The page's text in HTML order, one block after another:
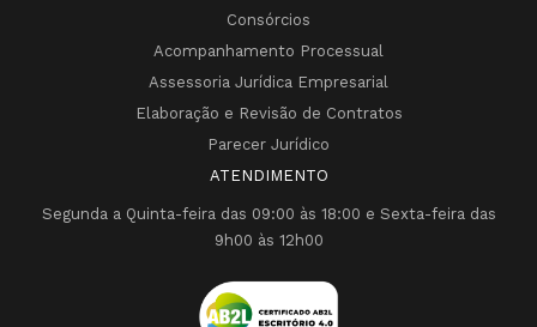
Consórcios
Acompanhamento Processual
Assessoria Jurídica Empresarial
Elaboração e Revisão de Contratos
Parecer Jurídico
ATENDIMENTO
Segunda a Quinta-feira das 09:00 às 18:00 e Sexta-feira das
9h00 às 12h00